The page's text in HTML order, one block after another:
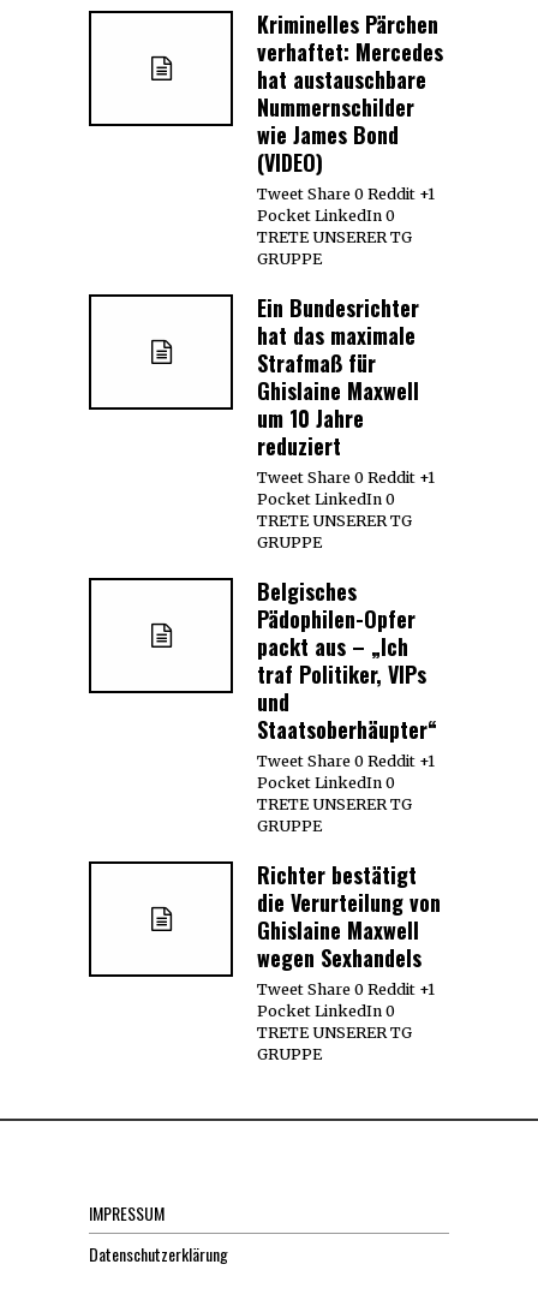
Kriminelles Pärchen
verhaftet: Mercedes
hat austauschbare
Nummernschilder
wie James Bond
(VIDEO)
Tweet Share 0 Reddit +1
Pocket LinkedIn 0
TRETE UNSERER TG
GRUPPE
Ein Bundesrichter
hat das maximale
Strafmaß für
Ghislaine Maxwell
um 10 Jahre
reduziert
Tweet Share 0 Reddit +1
Pocket LinkedIn 0
TRETE UNSERER TG
GRUPPE
Belgisches
Pädophilen-Opfer
packt aus – „Ich
traf Politiker, VIPs
und
Staatsoberhäupter“
Tweet Share 0 Reddit +1
Pocket LinkedIn 0
TRETE UNSERER TG
GRUPPE
Richter bestätigt
die Verurteilung von
Ghislaine Maxwell
wegen Sexhandels
Tweet Share 0 Reddit +1
Pocket LinkedIn 0
TRETE UNSERER TG
GRUPPE
IMPRESSUM
Datenschutzerklärung